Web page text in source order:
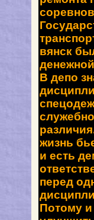
вянск
В депо
жизнь
и есть
перед
Потому и